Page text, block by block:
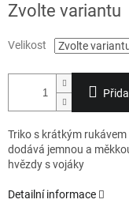
cena:
Zvolte variantu
Velikost
Triko s krátkým
dodává jemnou a
hvězdy s vojáky
Detailní informace